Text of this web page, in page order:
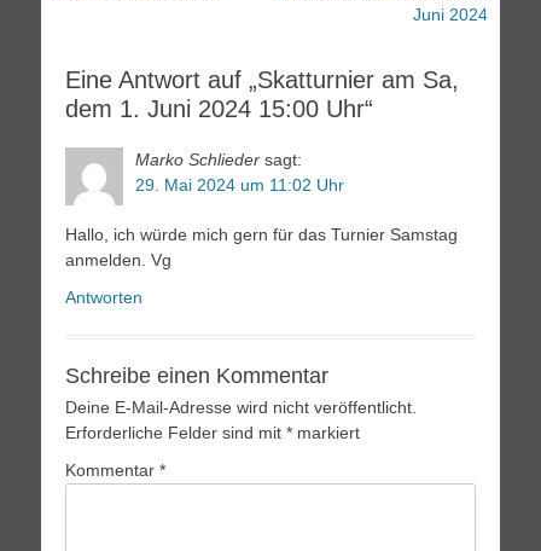
Juni 2024
Eine Antwort auf „Skatturnier am Sa,
dem 1. Juni 2024 15:00 Uhr“
Marko Schlieder sagt:
29. Mai 2024 um 11:02 Uhr
Hallo, ich würde mich gern für das Turnier Samstag
anmelden. Vg
Antworten
Schreibe einen Kommentar
Deine E-Mail-Adresse wird nicht veröffentlicht.
Erforderliche Felder sind mit * markiert
Kommentar *